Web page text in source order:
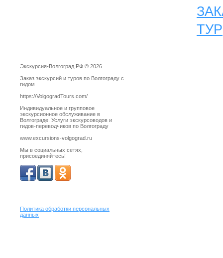
ТУР
Экскурсия-Волгоград.РФ © 2026
Заказ экскурсий и туров по Волгограду с
гидом
https://VolgogradTours.com/
Индивидуальное и групповое
экскурсионное обслуживание в
Волгограде. Услуги экскурсоводов и
гидов-переводчиков по Волгограду
www.excursions-volgograd.ru
Мы в социальных сетях,
присоединяйтесь!
Политика обработки персональных
данных